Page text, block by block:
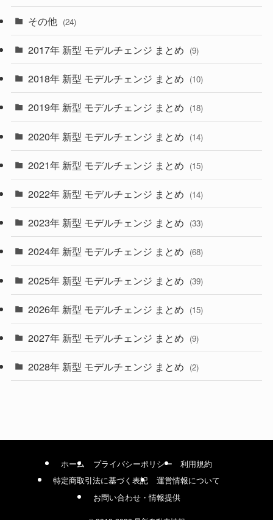
(4)
(30)
(27)
(33)
(10)
(35)
(10)
(9)
(22)
(4)
(9)
(4)
(1)
その他 (24)
2017年 新型 モデルチェンジ まとめ (9)
2018年 新型 モデルチェンジ まとめ (10)
2019年 新型 モデルチェンジ まとめ (18)
2020年 新型 モデルチェンジ まとめ (14)
2021年 新型 モデルチェンジ まとめ (15)
2022年 新型 モデルチェンジ まとめ (14)
2023年 新型 モデルチェンジ まとめ (33)
2024年 新型 モデルチェンジ まとめ (68)
2025年 新型 モデルチェンジ まとめ (39)
2026年 新型 モデルチェンジ まとめ (15)
2027年 新型 モデルチェンジ まとめ (9)
2028年 新型 モデルチェンジ まとめ (2)
ホーム プライバシーポリシー
利用規約
特定商取引法に基づく表記
運営情報について
お問い合わせ・情報提供